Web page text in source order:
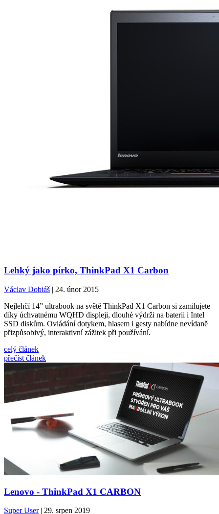
Lehký jako pírko, ThinkPad X1 Carbon
Václav Dobiáš | 24. únor 2015
Nejlehčí 14” ultrabook na světě ThinkPad X1 Carbon si zamilujete
díky úchvatnému WQHD displeji, dlouhé výdrži na baterii i Intel
SSD diskům. Ovládání dotykem, hlasem i gesty nabídne nevídaně
přizpůsobivý, interaktivní zážitek při používání.
celý článek
přečíst článek
Lenovo - ThinkPad X1 CARBON
Super User| 29. srpen 2019